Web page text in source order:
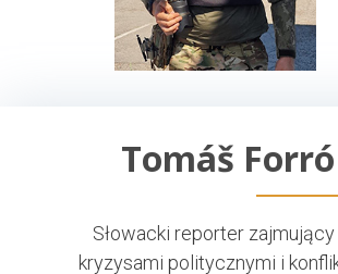
Tomáš Forró
Słowacki reporter
kryzysami politycznymi i